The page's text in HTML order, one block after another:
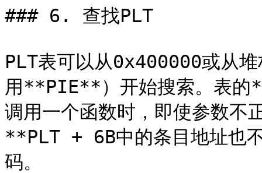
### 6. 查找PLT
PLT表可以从0x400000或从
用**PIE**）开始搜索。表的
调用一个函数时，即使参数不
**PLT + 6B中的条目地址也
码。